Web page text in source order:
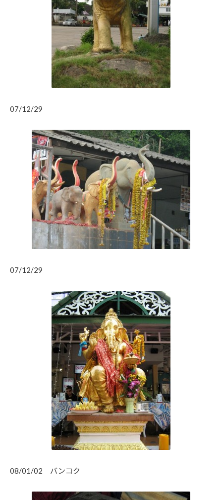
07/12/29
07/12/29
08/01/02 バンコク